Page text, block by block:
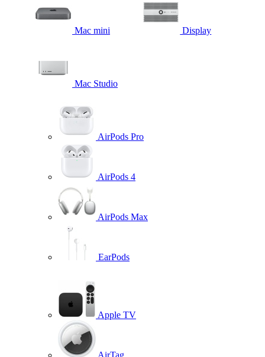
Mac mini Display
Mac Studio
AirPods Pro
AirPods 4
AirPods Max
EarPods
Apple TV